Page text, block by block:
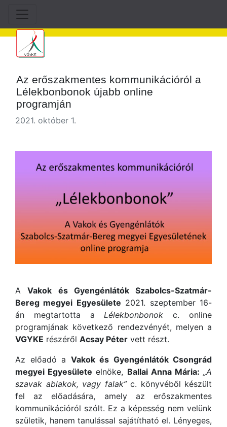
Az erőszakmentes kommunikációról a
Lélekbonbonok újabb online
programján
2021. október 1.
AVakok és Gyengénlátók Szabolcs-Szatmár-
Bereg megyei Egyesülete 2021. szeptember 16-
án megtartotta aLélekbonbonok c. online
programjának következő rendezvényét, melyen a
VGYKE részéről Acsay Péter vett részt.
Az előadó a Vakok és Gyengénlátók Csongrád
megyei Egyesülete elnöke, Ballai Anna Mária: „A
szavak ablakok, vagy falak”c. könyvéből készült
fel az előadására, amely az erőszakmentes
kommunikációról szólt. Ez a képesség nem velünk
születik, hanem tanulással sajátítható el. Lényeges,